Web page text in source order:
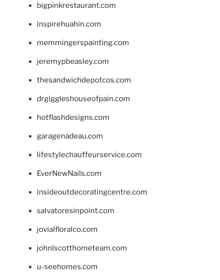
bigpinkrestaurant.com
inspirehuahin.com
memmingerspainting.com
jeremypbeasley.com
thesandwichdepotcos.com
drgiggleshouseofpain.com
hotflashdesigns.com
garagenadeau.com
lifestylechauffeurservice.com
EverNewNails.com
insideoutdecoratingcentre.com
salvatoresinpoint.com
jovialfloralco.com
johnlscotthometeam.com
u-seehomes.com